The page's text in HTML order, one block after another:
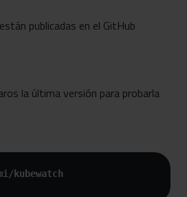
publicadas en el GitHub
la última versión para probarla
kubewatch